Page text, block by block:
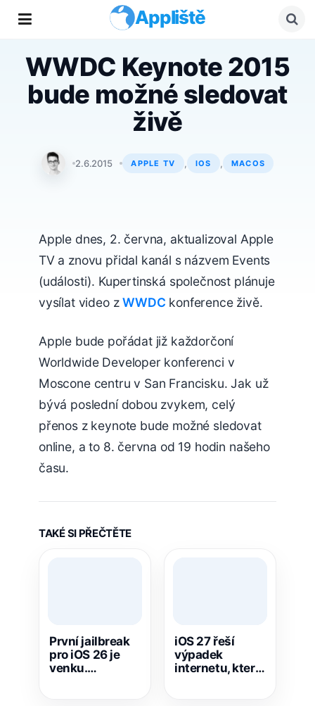
Appliště
WWDC Keynote 2015
bude možné sledovat
živě
Marek Veselý
2.6.2015 APPLE TV , IOS , MACOS
Apple dnes, 2. června, aktualizoval Apple
TV a znovu přidal kanál s názvem Events
(události). Kupertinská společnost plánuje
vysílat video zWWDC konference živě.
Apple bude pořádat již každorčoní
Worldwide Developer konferenci v
Moscone centru v San Francisku. Jak už
bývá poslední dobou zvykem, celý
přenos z keynote bude možné sledovat
online, a to 8. června od 19 hodin našeho
času.
TAKÉ SI PŘEČTĚTE
První jailbreak
pro iOS 26 je
venku.
iOS 27 řeší
výpadek
internetu, který